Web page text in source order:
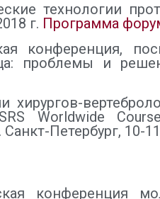
технологии
г. Программа
конференция,
проблемы и
Worldwide
Петербург, 10-